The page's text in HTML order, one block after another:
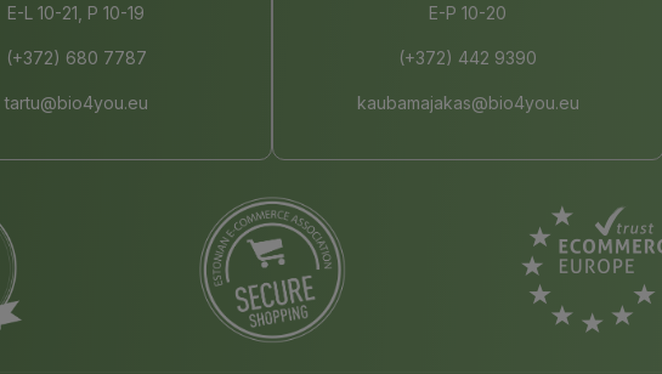
E-L 10-21, P 10-19
(+372) 680 7787
tartu@bio4you.eu
E-P 10-20
(+372) 442 9390
kaubamajakas@bio4you.eu